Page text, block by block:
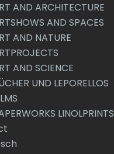
AND ARCHITECTURE
AND SPACES
AND NATURE
AND SCIENCE
UND LEPORELLOS
LINOLPRINTS